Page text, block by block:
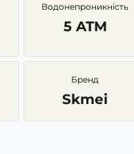
Водонепроникність
5 ATM
Бренд
Skmei